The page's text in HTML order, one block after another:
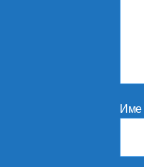
Име